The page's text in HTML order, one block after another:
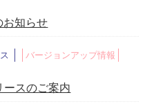
お知らせ
バージョンアップ情報
ースのご案内